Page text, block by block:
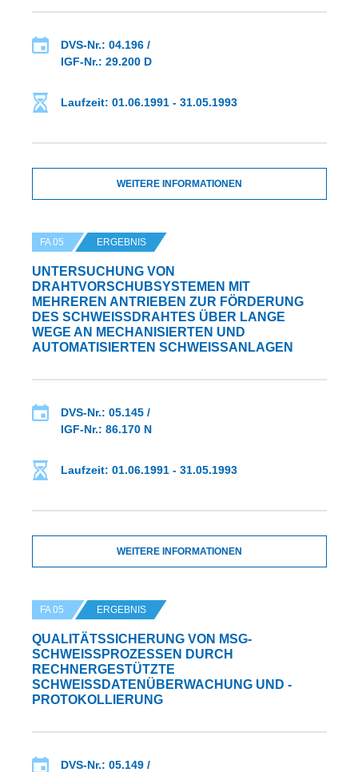
DVS-Nr.: 04.196 /
IGF-Nr.: 29.200 D
Laufzeit: 01.06.1991 - 31.05.1993
WEITERE INFORMATIONEN
FA 05 ERGEBNIS
UNTERSUCHUNG VON
DRAHTVORSCHUBSYSTEMEN MIT
MEHREREN ANTRIEBEN ZUR FÖRDERUNG
DES SCHWEISSDRAHTES ÜBER LANGE W
EGE AN MECHANISIERTEN UND A
UTOMATISIERTEN SCHWEISSANLAGEN
DVS-Nr.: 05.145 /
IGF-Nr.: 86.170 N
Laufzeit: 01.06.1991 - 31.05.1993
WEITERE INFORMATIONEN
FA 05 ERGEBNIS
QUALITÄTSSICHERUNG VON MSG-
SCHWEISSPROZESSEN DURCH R
ECHNERGESTÜTZTE
SCHWEISSDATENÜBERWACHUNG UND -PR
OTOKOLLIERUNG
DVS-Nr.: 05.149 /